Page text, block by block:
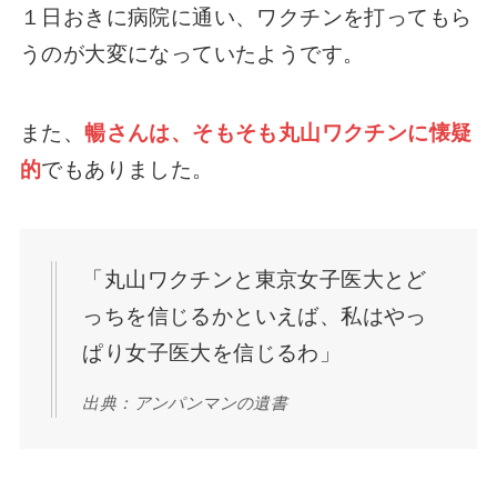
１日おきに病院に通い、ワクチンを打ってもら
うのが大変になっていたようです。
また、暢さんは、そもそも丸山ワクチンに懐疑
的でもありました。
「丸山ワクチンと東京女子医大とど
っちを信じるかといえば、私はやっ
ぱり女子医大を信じるわ」
出典：アンパンマンの遺書